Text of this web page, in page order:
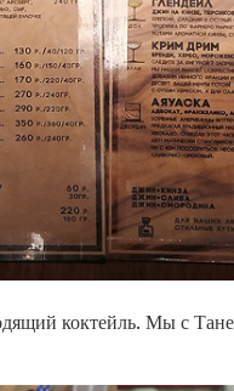
коктейль. Мы с